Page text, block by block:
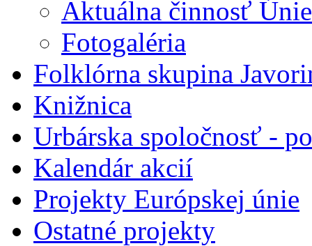
Aktuálna činnosť
Fotogaléria
Folklórna skupina
Knižnica
Urbárska spoločnosť -
Kalendár akcií
Projekty Európskej únie
Ostatné projekty